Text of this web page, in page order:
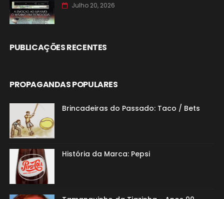
Julho 20, 2026
PUBLICAÇÕES RECENTES
PROPAGANDAS POPULARES
Brincadeiras do Passado: Taco / Bets
História da Marca: Pepsi